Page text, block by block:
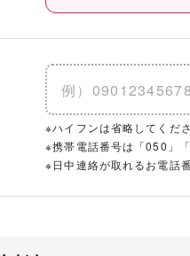
※ハイフンは省略してくだ
※携帯電話番号は「050」
※日中連絡が取れるお電話